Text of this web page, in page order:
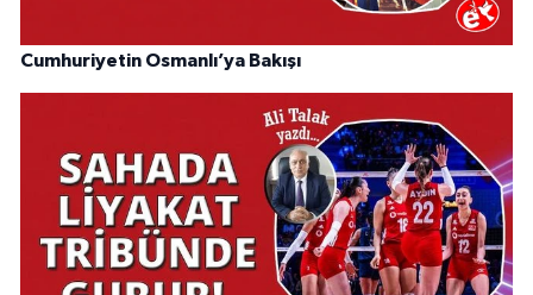
Cumhuriyetin Osmanlı’ya Bakışı